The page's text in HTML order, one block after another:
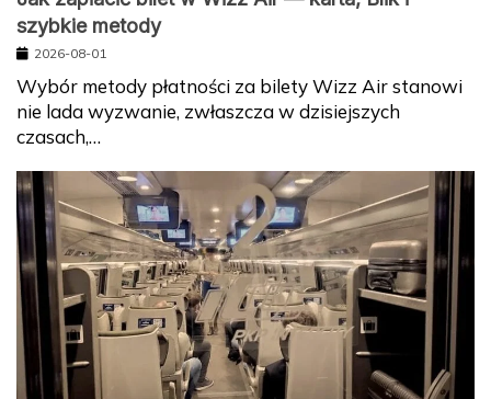
szybkie metody
2026-08-01
Wybór metody płatności za bilety Wizz Air stanowi
nie lada wyzwanie, zwłaszcza w dzisiejszych
czasach,…